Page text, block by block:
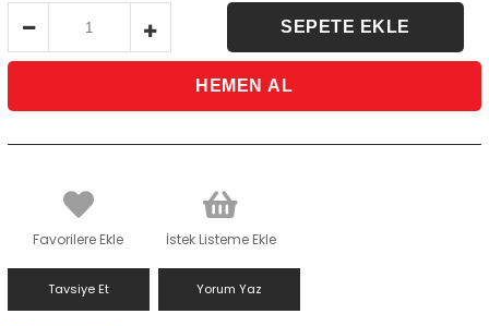
Favorilere Ekle İstek Listeme Ekle
Tavsiye Et Yorum Yaz